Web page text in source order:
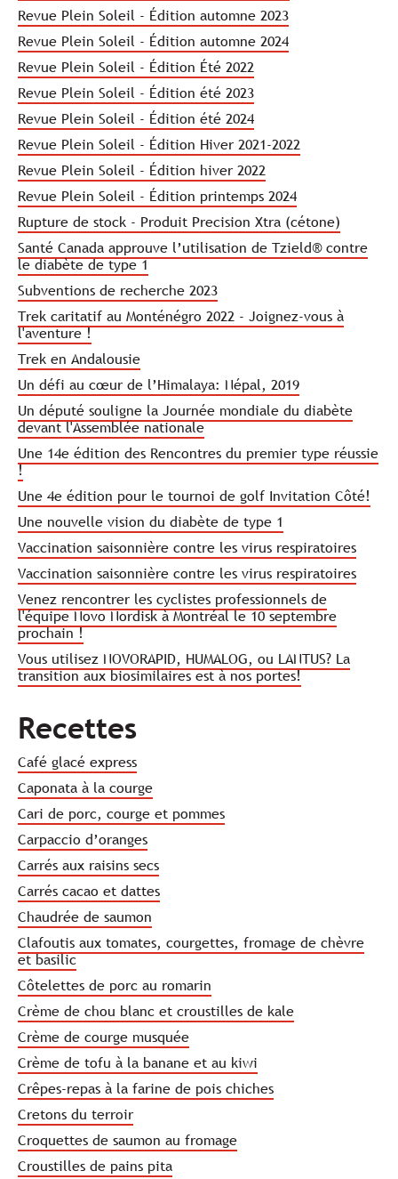
Revue Plein Soleil - Édition automne 2023
Revue Plein Soleil - Édition automne 2024
Revue Plein Soleil - Édition Été 2022
Revue Plein Soleil - Édition été 2023
Revue Plein Soleil - Édition été 2024
Revue Plein Soleil - Édition Hiver 2021-2022
Revue Plein Soleil - Édition hiver 2022
Revue Plein Soleil - Édition printemps 2024
Rupture de stock - Produit Precision Xtra (cétone)
Santé Canada approuve l’utilisation de Tzield® contre
le diabète de type 1
Subventions de recherche 2023
Trek caritatif au Monténégro 2022 - Joignez-vous à
l'aventure !
Trek en Andalousie
Un défi au cœur de l’Himalaya: Népal, 2019
Un député souligne la Journée mondiale du diabète
devant l'Assemblée nationale
Une 14e édition des Rencontres du premier type réussie
!
Une 4e édition pour le tournoi de golf Invitation Côté!
Une nouvelle vision du diabète de type 1
Vaccination saisonnière contre les virus respiratoires
Vaccination saisonnière contre les virus respiratoires
Venez rencontrer les cyclistes professionnels de
l'équipe Novo Nordisk à Montréal le 10 septembre
prochain !
Vous utilisez NOVORAPID, HUMALOG, ou LANTUS? La
transition aux biosimilaires est à nos portes!
Recettes
Café glacé express
Caponata à la courge
Cari de porc, courge et pommes
Carpaccio d’oranges
Carrés aux raisins secs
Carrés cacao et dattes
Chaudrée de saumon
Clafoutis aux tomates, courgettes, fromage de chèvre
et basilic
Côtelettes de porc au romarin
Crème de chou blanc et croustilles de kale
Crème de courge musquée
Crème de tofu à la banane et au kiwi
Crêpes-repas à la farine de pois chiches
Cretons du terroir
Croquettes de saumon au fromage
Croustilles de pains pita